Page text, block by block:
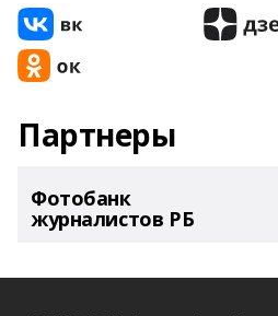
Партнеры
Фотобанк
журналистов РБ